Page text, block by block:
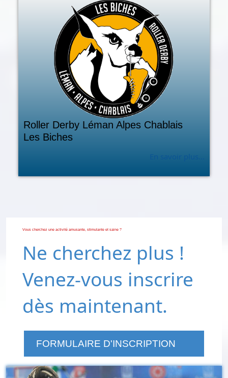
Roller Derby Léman Alpes Chablais
Les Biches
Vous cherchez une activité amusante, stimulante et saine ?
Ne cherchez plus !
Venez-vous inscrire
dès maintenant.
FORMULAIRE D'INSCRIPTION